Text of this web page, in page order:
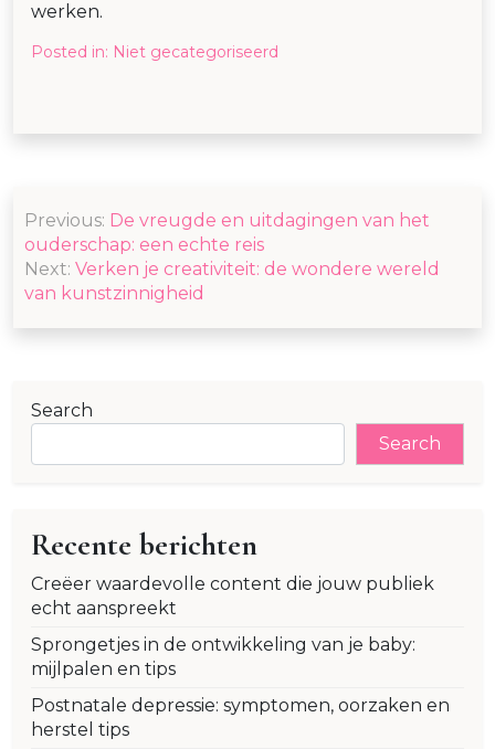
werken.
Posted in: Niet gecategoriseerd
Post
navigation
Previous: De vreugde en uitdagingen van het
ouderschap: een echte reis
Next: Verken je creativiteit: de wondere wereld
van kunstzinnigheid
Search
Search
Recente berichten
Creëer waardevolle content die jouw publiek
echt aanspreekt
Sprongetjes in de ontwikkeling van je baby:
mijlpalen en tips
Postnatale depressie: symptomen, oorzaken en
herstel tips